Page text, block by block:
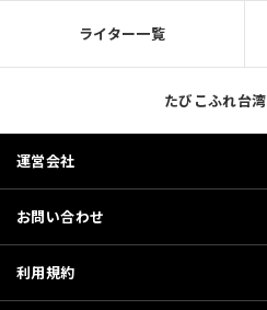
ライター一覧
たびこふれ台
運営会社
お問い合わせ
利用規約